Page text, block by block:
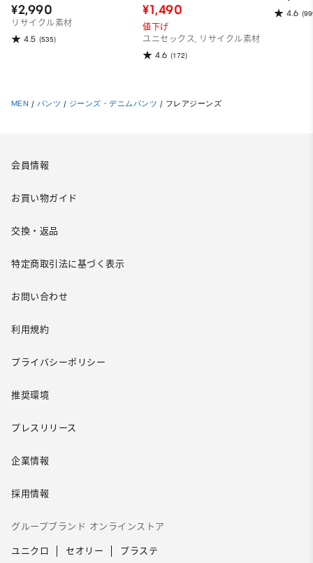
74.0cm)
¥2,990
リサイクル素材
4.5 (535)
¥1,490
値下げ
ユニセックス, リサイクル素材
4.6 (172)
4.6
MEN / パンツ / ジーンズ・デニムパンツ / フレアジーンズ
会員情報
お買い物ガイド
交換・返品
特定商取引法に基づく表示
お問い合わせ
利用規約
プライバシーポリシー
推奨環境
プレスリリース
企業情報
採用情報
グループブランド オンラインストア
ユニクロ セオリー プラステ